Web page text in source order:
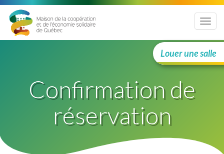
Menu
Louer une salle
Confirmation de
réservation